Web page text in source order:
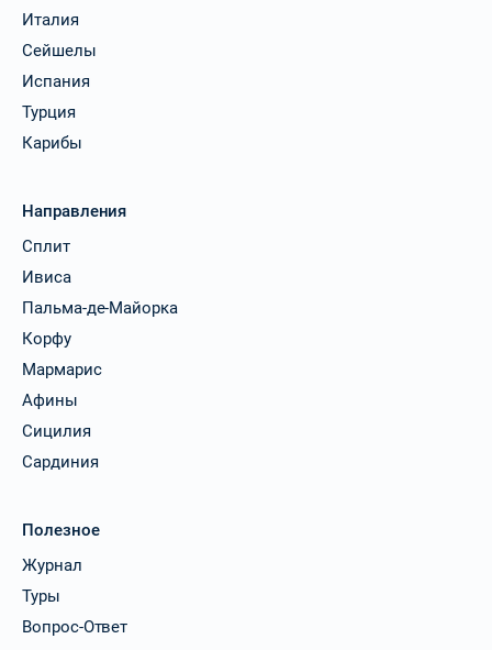
Италия
Сейшелы
Испания
Турция
Карибы
Направления
Сплит
Ивиса
Пальма-де-Майорка
Корфу
Мармарис
Афины
Сицилия
Сардиния
Полезное
Журнал
Туры
Вопрос-Ответ